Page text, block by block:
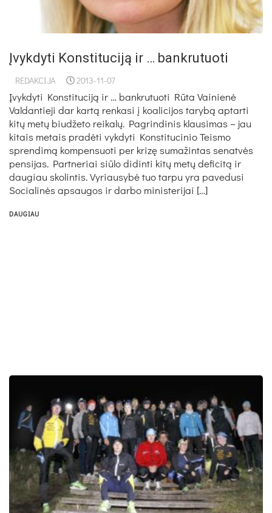
Įvykdyti Konstituciją ir … bankrutuoti
REDAKCIJA 2013-11-07
Įvykdyti Konstituciją ir … bankrutuoti Rūta Vainienė
Valdantieji dar kartą renkasi į koalicijos tarybą aptarti
kitų metų biudžeto reikalų. Pagrindinis klausimas – jau
kitais metais pradėti vykdyti Konstitucinio Teismo
sprendimą kompensuoti per krizę sumažintas senatvės
pensijas. Partneriai siūlo didinti kitų metų deficitą ir
daugiau skolintis. Vyriausybė tuo tarpu yra pavedusi
Socialinės apsaugos ir darbo ministerijai […]
DAUGIAU